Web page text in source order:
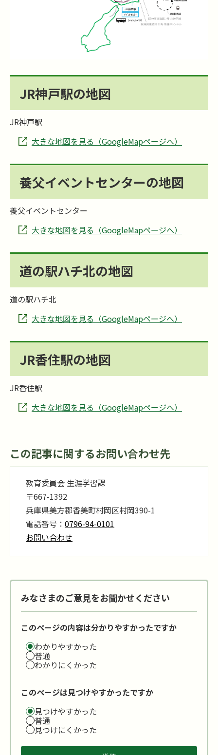
JR神戸駅の地図
JR神戸駅
大きな地図を見る（GoogleMapページへ）
養父イベントセンターの地図
養父イベントセンター
大きな地図を見る（GoogleMapページへ）
道の駅ハチ北の地図
道の駅ハチ北
大きな地図を見る（GoogleMapページへ）
JR香住駅の地図
JR香住駅
大きな地図を見る（GoogleMapページへ）
この記事に関するお問い合わせ先
教育委員会 生涯学習課
〒667-1392
兵庫県美方郡香美町村岡区村岡390-1
電話番号： 0796-94-0101
お問い合わせ
みなさまのご意見をお聞かせください
このページの内容は分かりやすかったですか
わかりやすかった
普通
わかりにくかった
このページは見つけやすかったですか
見つけやすかった
普通
見つけにくかった